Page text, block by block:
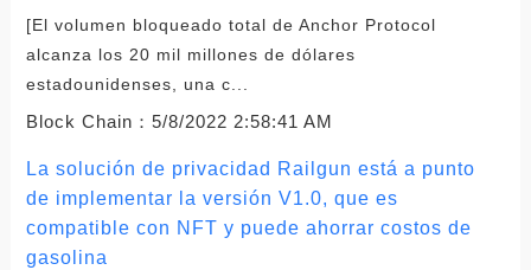
[El volumen bloqueado total de Anchor Protocol
alcanza los 20 mil millones de dólares
estadounidenses, una c...
Block Chain： 5/8/2022 2:58:41 AM
La solución de privacidad Railgun está a punto
de implementar la versión V1.0, que es
compatible con NFT y puede ahorrar costos de
gasolina